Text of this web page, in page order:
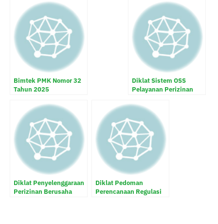
Bimtek PMK Nomor 32
Tahun 2025
Biaya Masukan (SBM)
Tahun Anggaran 2026
untuk SKPD dan
Instansi Pemerintah
Diklat Sistem OSS
Pelayanan Perizinan
Secara Elektronik
Diklat Penyelenggaraan
Perizinan Berusaha
Diklat Pedoman
Perencanaan Regulasi